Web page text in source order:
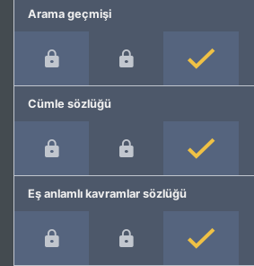
Arama geçmişi
Cümle sözlüğü
Eş anlamlı kavramlar sözlüğü